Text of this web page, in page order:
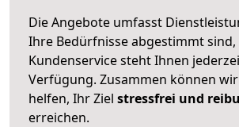
Die Angebote umfasst
Ihre Bedürfnisse abgestimmt
Kundenservice steht Ihnen
Verfügung. Zusammen können
helfen, Ihr Ziel stressfrei und
erreichen.